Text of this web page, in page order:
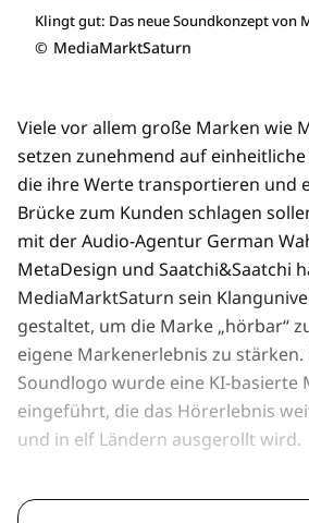
Klingt gut: Das neue Soundkonzept von
© MediaMarktSaturn
Viele vor allem große Marken wie
setzen zunehmend auf
die ihre Werte transportieren und
Brücke zum Kunden schlagen
mit der Audio-Agentur German
MetaDesign und Saatchi&Saatchi
MediaMarktSaturn sein
gestaltet, um die Marke „hörbar“
eigene Markenerlebnis zu stärken.
Soundlogo wurde eine KI-basierte
eingeführt, die das Hörerlebnis
und in elf Ländern ausgerollt wird.